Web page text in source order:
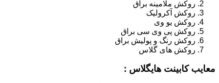
روکش ملامینه براق
روکش آکرولیک
روکش یو وی
روکش پی وی سی براق
روکش رنگ و پولیش براق
روکش های گلاس
معایب کابینت هایگلاس :